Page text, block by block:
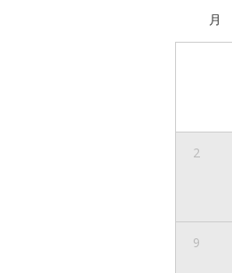
月
2
9